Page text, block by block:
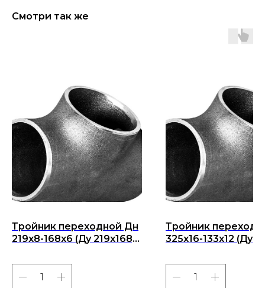
Смотри так же
Тройник переходной Дн
219x8-168x6 (Ду 219x168)
2001
Тройник
325x16-133х12 (Ду
ГОСТ 17376-2001